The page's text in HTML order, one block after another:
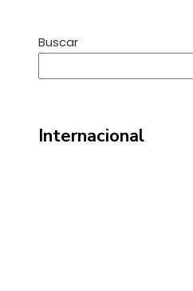
Buscar
Internacional